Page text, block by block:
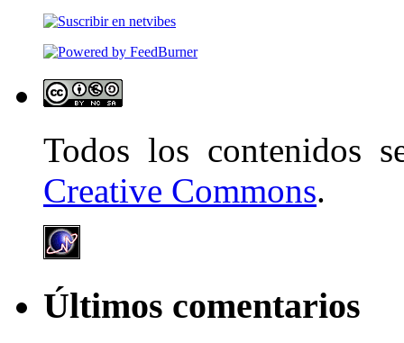
Todos los contenidos
Creative Commons.
Últimos comentarios